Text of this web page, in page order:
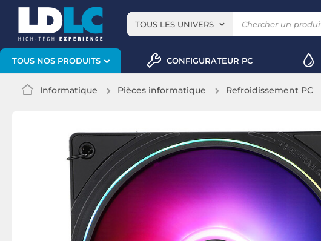
TOUS LES UNIVERS
TOUS NOS PRODUITS CONFIGURATEUR PC
Informatique Pièces informatique Refroidissement PC